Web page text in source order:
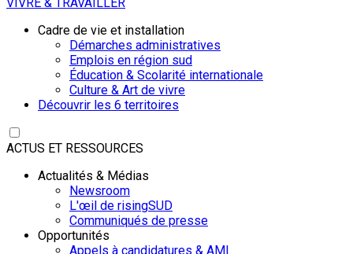
VIVRE & TRAVAILLER
Cadre de vie et installation
Démarches administratives
Emplois en région sud
Éducation & Scolarité internationale
Culture & Art de vivre
Découvrir les 6 territoires
ACTUS ET RESSOURCES
Actualités & Médias
Newsroom
L'œil de risingSUD
Communiqués de presse
Opportunités
Appels à candidatures & AMI